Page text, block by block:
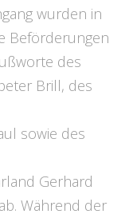
wurden in
Beförderungen
des
Brill, des
sowie des
Gerhard
Während der